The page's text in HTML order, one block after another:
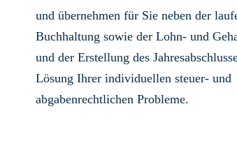
und übernehmen für Sie neben der
Buchhaltung sowie der Lohn- und
und der Erstellung des
Lösung Ihrer individuellen steuer- und
abgabenrechtlichen Probleme.